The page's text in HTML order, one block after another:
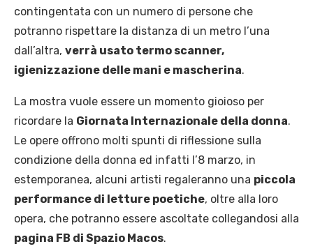
contingentata con un numero di persone che
potranno rispettare la distanza di un metro l’una
dall’altra, verrà usato termo scanner,
igienizzazione delle mani e mascherina.
La mostra vuole essere un momento gioioso per
ricordare la Giornata Internazionale della donna.
Le opere offrono molti spunti di riflessione sulla
condizione della donna ed infatti l’8 marzo, in
estemporanea, alcuni artisti regaleranno una piccola
performance di letture poetiche, oltre alla loro
opera, che potranno essere ascoltate collegandosi alla
pagina FB di Spazio Macos.